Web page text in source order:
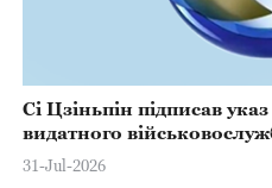
Сі Цзіньпін підписав
видатного
31-Jul-2026